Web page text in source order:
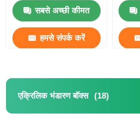
सबसे अच्छी कीमत
हमसे संपर्क करें
एक्रिलिक भंडारण बॉक्स (18)